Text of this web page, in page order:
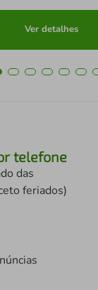
Ver detalhes
telefone
das
feriados)